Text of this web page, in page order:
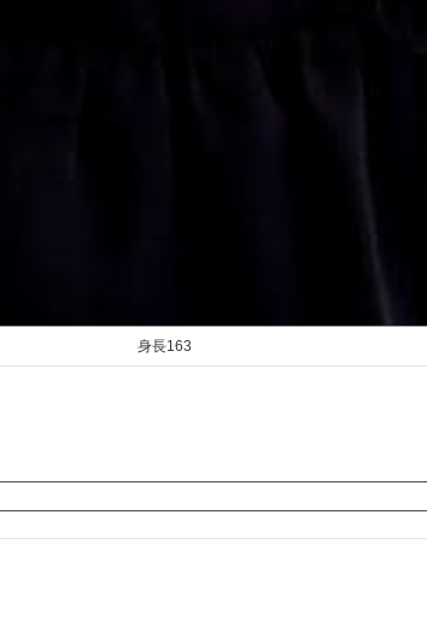
身長163